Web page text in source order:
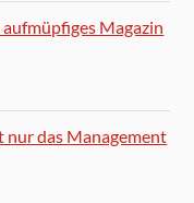
Magazin
nur das Management